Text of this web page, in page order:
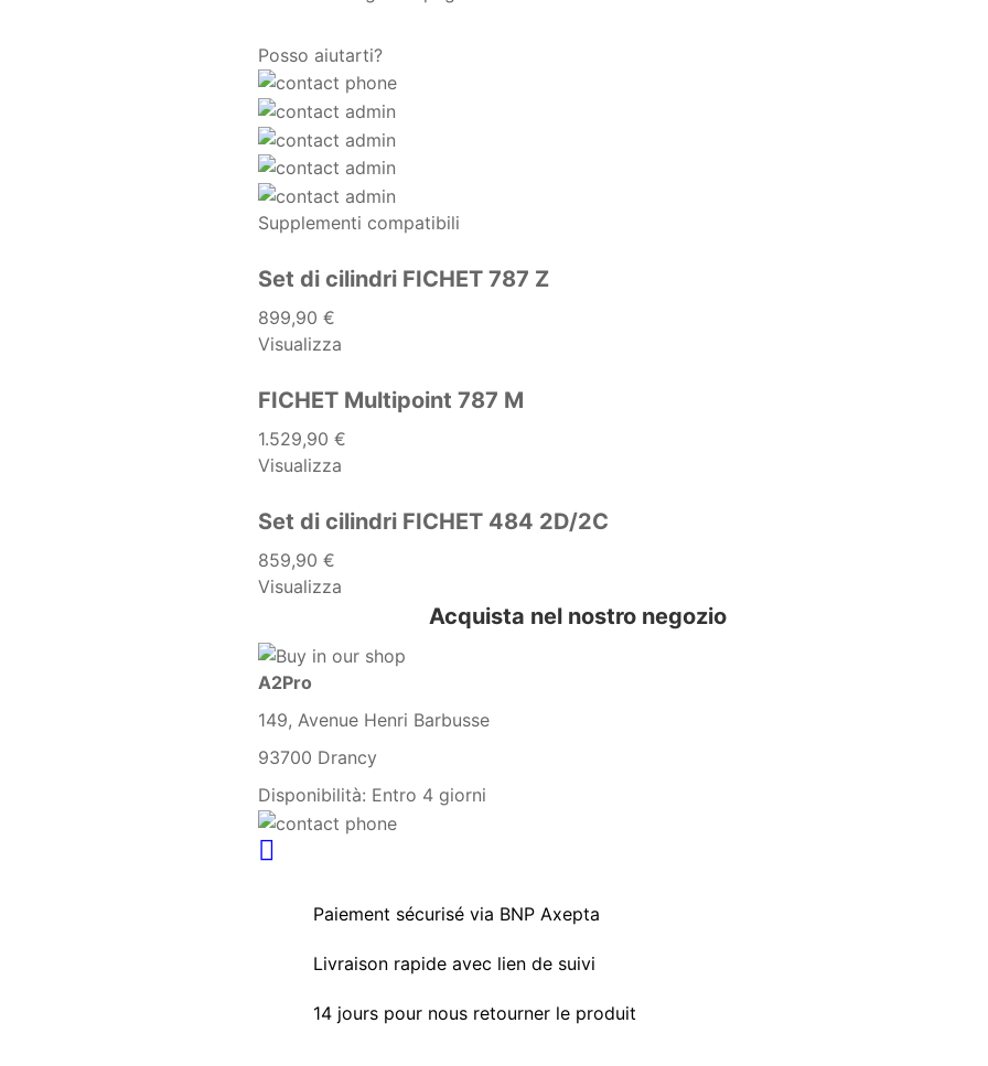
Posso aiutarti?
Supplementi compatibili
Set di cilindri FICHET 787 Z
899,90 €
Visualizza
FICHET Multipoint 787 M
1.529,90 €
Visualizza
Set di cilindri FICHET 484 2D/2C
859,90 €
Visualizza
Acquista nel nostro negozio
A2Pro
149, Avenue Henri Barbusse
93700 Drancy
Disponibilità: Entro 4 giorni
Paiement sécurisé via BNP Axepta
Livraison rapide avec lien de suivi
14 jours pour nous retourner le produit